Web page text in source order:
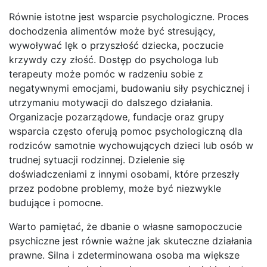
Równie istotne jest wsparcie psychologiczne. Proces
dochodzenia alimentów może być stresujący,
wywoływać lęk o przyszłość dziecka, poczucie
krzywdy czy złość. Dostęp do psychologa lub
terapeuty może pomóc w radzeniu sobie z
negatywnymi emocjami, budowaniu siły psychicznej i
utrzymaniu motywacji do dalszego działania.
Organizacje pozarządowe, fundacje oraz grupy
wsparcia często oferują pomoc psychologiczną dla
rodziców samotnie wychowujących dzieci lub osób w
trudnej sytuacji rodzinnej. Dzielenie się
doświadczeniami z innymi osobami, które przeszły
przez podobne problemy, może być niezwykle
budujące i pomocne.
Warto pamiętać, że dbanie o własne samopoczucie
psychiczne jest równie ważne jak skuteczne działania
prawne. Silna i zdeterminowana osoba ma większe